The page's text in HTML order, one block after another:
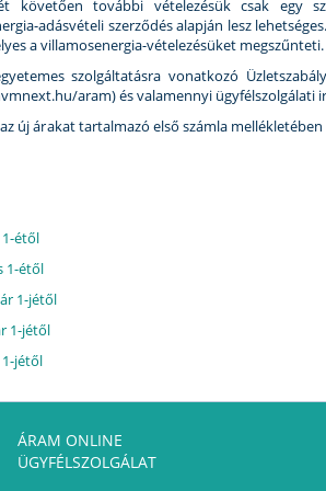
követően további vételezésük csak egy
adásvételi szerződés alapján lesz
a villamosenergia-vételezésüket megszűnteti.
szolgáltatásra vonatkozó
aram) és valamennyi ügyfélszolgálati
új árakat tartalmazó első számla
étől
1-étől
1-jétől
1-jétől
jétől
ÁRAM ONLINE
ÜGYFÉLSZOLGÁLAT